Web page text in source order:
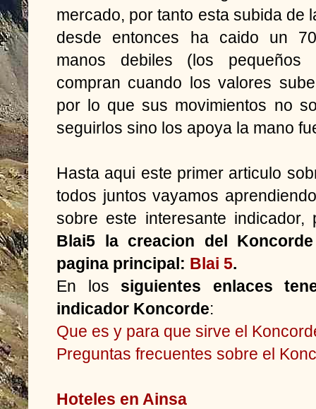
mercado, por tanto esta subida de
desde entonces ha caido un
manos debiles (los pequeños
compran cuando los valores
por lo que sus movimientos no
seguirlos sino los apoya la mano
Hasta aqui este primer articulo
todos juntos vayamos
sobre este interesante
Blai5 la creacion del
pagina principal: Blai 5.
En los siguientes enlaces
indicador Koncorde:
Que es y para que sirve el
Preguntas frecuentes sobre el
Hoteles en Ainsa